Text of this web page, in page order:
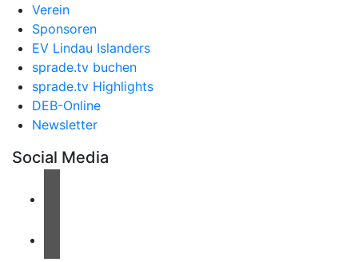
Verein
Sponsoren
EV Lindau Islanders
sprade.tv buchen
sprade.tv Highlights
DEB-Online
Newsletter
Social Media